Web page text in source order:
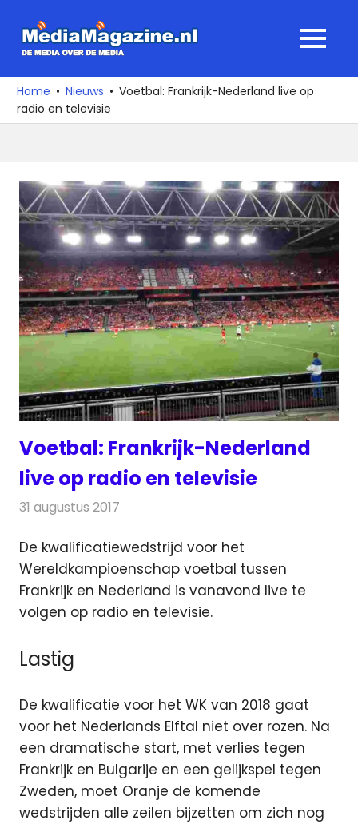
naar
media
over
de
MENU
Home Nieuws
Voetbal: Frankrijk-Nederland live op
radio en televisie
Voetbal: Frankrijk-Nederland
live op radio en televisie
31 augustus 2017
De kwalificatiewedstrijd voor het
Wereldkampioenschap voetbal tussen
Frankrijk en Nederland is vanavond live te
volgen op radio en televisie.
Lastig
De kwalificatie voor het WK van 2018 gaat
voor het Nederlands Elftal niet over rozen. Na
een dramatische start, met verlies tegen
Frankrijk en Bulgarije en een gelijkspel tegen
Zweden, moet Oranje de komende
wedstrijden alle zeilen bijzetten om zich nog